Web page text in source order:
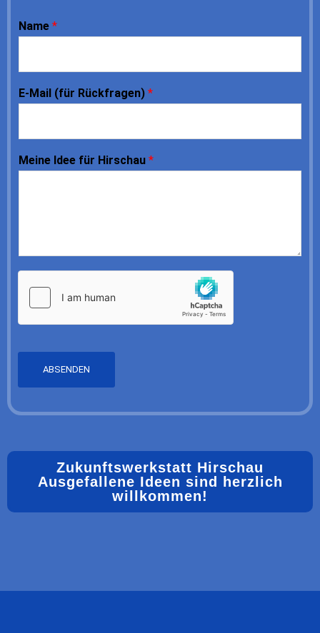
Name *
E-Mail (für Rückfragen) *
Meine Idee für Hirschau *
ABSENDEN
Zukunftswerkstatt Hirschau
Ausgefallene Ideen sind herzlich
willkommen!